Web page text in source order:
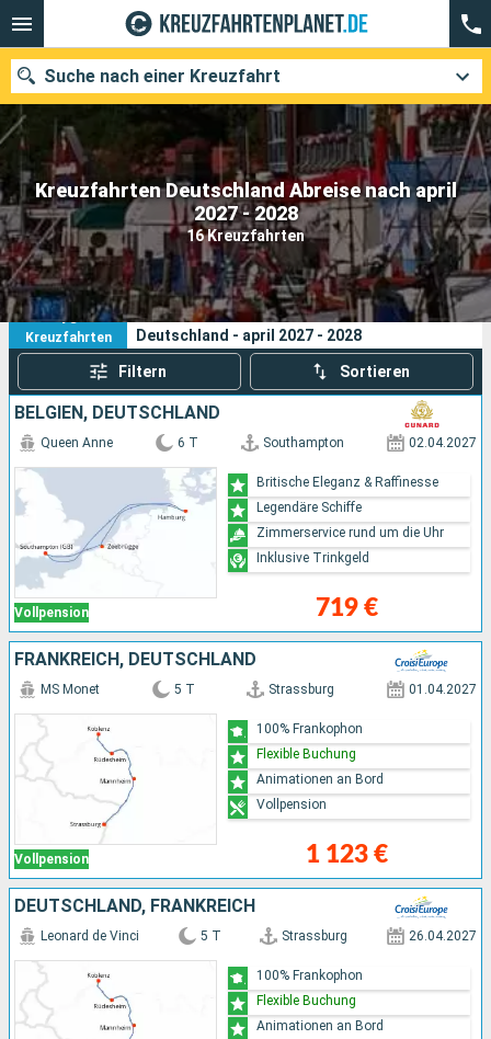
Kreuzfahrten Deutschland Abreise nach april
2027 - 2028
16 Kreuzfahrten
Suche nach einer Kreuzfahrt
Unsere Ziele
Abfahrtsmonat
Häfen Reedereien
Suchen
16
Kreuzfahrten
Ihre Suchkriterien:
Deutschland - april 2027 - 2028
Filtern Sortieren
BELGIEN, DEUTSCHLAND
Vollpension
Queen Anne 6 T Southampton 02.04.2027
719 €
Britische Eleganz & Raffinesse
Legendäre Schiffe
Zimmerservice rund um die Uhr
Inklusive Trinkgeld
FRANKREICH, DEUTSCHLAND
Vollpension
MS Monet 5 T Strassburg 01.04.2027
1 123 €
100% Frankophon
Flexible Buchung
Animationen an Bord
Vollpension
DEUTSCHLAND, FRANKREICH
Leonard de Vinci 5 T Strassburg 26.04.2027
100% Frankophon
Flexible Buchung
Animationen an Bord